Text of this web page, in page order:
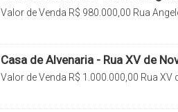
R$ 980.000,00
Valor de Venda
Rua
Casa de Alvenaria - Rua XV de
R$ 1.000.000,00
Valor de Venda
Rua XV